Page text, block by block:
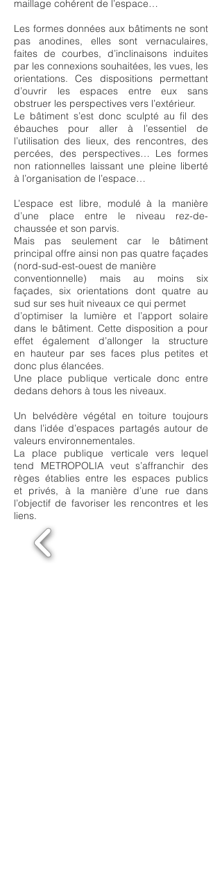
maillage cohérent de l’espace…
Les formes données aux bâtiments ne sont
pas anodines, elles sont vernaculaires,
faites de courbes, d’inclinaisons induites
par les connexions souhaitées, les vues, les
orientations. Ces dispositions permettant
d’ouvrir les espaces entre eux sans
obstruer les perspectives vers l’extérieur.
Le bâtiment s’est donc sculpté au fil des
ébauches pour aller à l’essentiel de
l’utilisation des lieux, des rencontres, des
percées, des perspectives… Les formes
non rationnelles laissant une pleine liberté
à l’organisation de l’espace…
L’espace est libre, modulé à la manière
d’une place entre le niveau rez-de-
chaussée et son parvis.
Mais pas seulement car le bâtiment
principal offre ainsi non pas quatre façades
(nord-sud-est-ouest de manière
conventionnelle) mais au moins six
façades, six orientations dont quatre au
sud sur ses huit niveaux ce qui permet
d’optimiser la lumière et l’apport solaire
dans le bâtiment. Cette disposition a pour
effet également d’allonger la structure
en hauteur par ses faces plus petites et
donc plus élancées.
Une place publique verticale donc entre
dedans dehors à tous les niveaux.
Un belvédère végétal en toiture toujours
dans l’idée d’espaces partagés autour de
valeurs environnementales.
La place publique verticale vers lequel
tend METROPOLIA veut s’affranchir des
règes établies entre les espaces publics
et privés, à la manière d’une rue dans
l’objectif de favoriser les rencontres et les
liens.